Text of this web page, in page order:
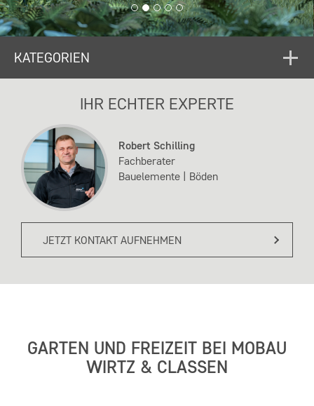
KATEGORIEN
IHR ECHTER EXPERTE
Robert Schilling
Fachberater
Bauelemente | Böden
JETZT KONTAKT AUFNEHMEN
GARTEN UND FREIZEIT BEI MOBAU
WIRTZ & CLASSEN